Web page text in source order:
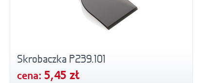
Skrobaczka P239.101
cena: 5,45 zł